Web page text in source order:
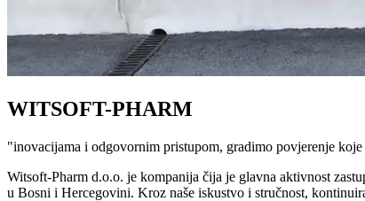
WITSOFT-PHARM
"inovacijama i odgovornim pristupom, gradimo povjerenje koje
Witsoft-Pharm d.o.o. je kompanija čija je glavna aktivnost
u Bosni i Hercegovini. Kroz naše iskustvo i stručnost,